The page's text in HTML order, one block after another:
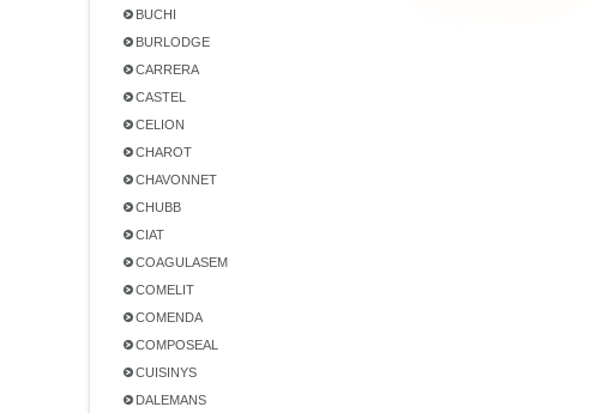
BUCHI
BURLODGE
CARRERA
CASTEL
CELION
CHAROT
CHAVONNET
CHUBB
CIAT
COAGULASEM
COMELIT
COMENDA
COMPOSEAL
CUISINYS
DALEMANS